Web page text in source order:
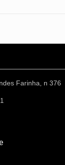
Farinha, n 376